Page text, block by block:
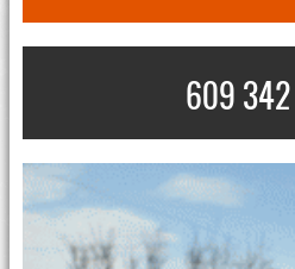
609